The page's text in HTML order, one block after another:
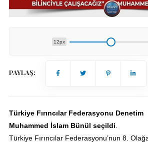
12px
PAYLAŞ:
Türkiye Fırıncılar Federasyonu Denetim
Muhammed İslam Bünül seçildi
​Türkiye Fırıncılar Federasyonu’nun 8.